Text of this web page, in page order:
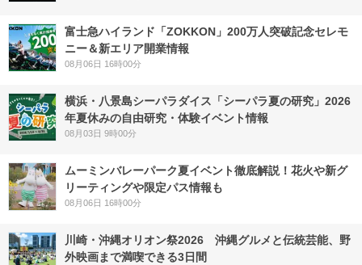
富士急ハイランド「ZOKKON」200万人突破記念セレモ
ニー＆新エリア開業情報
08月06日 16時00分
横浜・八景島シーパラダイス「シーパラ夏の研究」2026
年夏休みの自由研究・体験イベント情報
08月03日 9時00分
ムーミンバレーパーク夏イベント徹底解説！花火や新グ
リーティングや限定パス情報も
08月06日 16時00分
川崎・沖縄オリオン祭2026 沖縄グルメと伝統芸能、野
外映画まで満喫できる3日間